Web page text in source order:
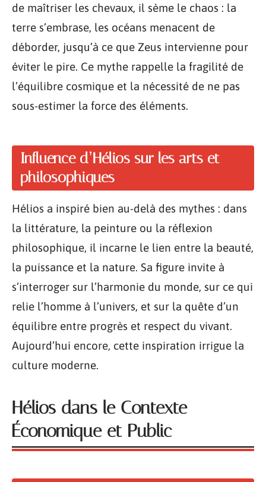
de maîtriser les chevaux, il sème le chaos : la
terre s’embrase, les océans menacent de
déborder, jusqu’à ce que Zeus intervienne pour
éviter le pire. Ce mythe rappelle la fragilité de
l’équilibre cosmique et la nécessité de ne pas
sous-estimer la force des éléments.
Influence d’Hélios sur les arts et
philosophiques
Hélios a inspiré bien au-delà des mythes : dans
la littérature, la peinture ou la réflexion
philosophique, il incarne le lien entre la beauté,
la puissance et la nature. Sa figure invite à
s’interroger sur l’harmonie du monde, sur ce qui
relie l’homme à l’univers, et sur la quête d’un
équilibre entre progrès et respect du vivant.
Aujourd’hui encore, cette inspiration irrigue la
culture moderne.
Hélios dans le Contexte
Économique et Public